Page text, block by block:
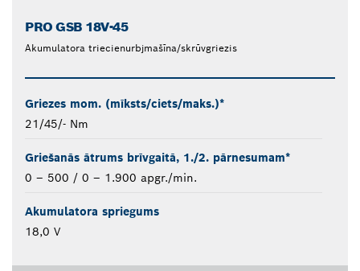
PRO GSB 18V-45
Akumulatora triecienurbjmašīna/skrūvgriezis
Griezes mom. (mīksts/ciets/maks.)*
21/45/- Nm
Griešanās ātrums brīvgaitā, 1./2. pārnesumam*
0 – 500 / 0 – 1.900 apgr./min.
Akumulatora spriegums
18,0 V